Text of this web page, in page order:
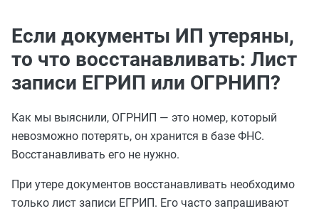
Если документы ИП утеряны,
то что восстанавливать: Лист
записи ЕГРИП или ОГРНИП?
Как мы выяснили, ОГРНИП — это номер, который
невозможно потерять, он хранится в базе ФНС.
Восстанавливать его не нужно.
При утере документов восстанавливать необходимо
только лист записи ЕГРИП. Его часто запрашивают